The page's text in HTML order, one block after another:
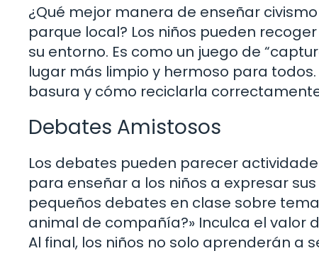
¿Qué mejor manera de enseñar
parque local? Los niños pueden
su entorno. Es como un juego de
lugar más limpio y hermoso para
basura y cómo reciclarla
Debates Amistosos
Los debates pueden parecer
para enseñar a los niños a expresar
pequeños debates en clase sobre
animal de compañía?» Inculca el valor
Al final, los niños no solo aprenderán a